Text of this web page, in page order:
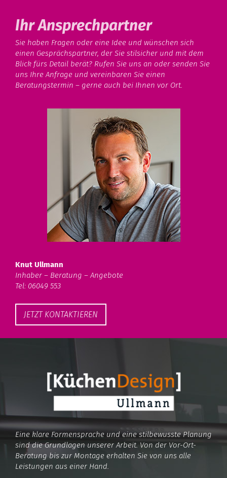
Ihr Ansprechpartner
Sie haben Fragen oder eine Idee und wünschen sich
einen Gesprächspartner, der Sie stilsicher und mit dem
Blick fürs Detail berät? Rufen Sie uns an oder senden Sie
uns Ihre Anfrage und vereinbaren Sie einen
Beratungstermin – gerne auch bei Ihnen vor Ort.
Knut Ullmann
Inhaber – Beratung – Angebote
Tel: 06049 553
JETZT KONTAKTIEREN
Eine klare Formensprache und eine stilbewusste Planung
sind die Grundlagen unserer Arbeit. Von der Vor-Ort-
Beratung bis zur Montage erhalten Sie von uns alle
Leistungen aus einer Hand.